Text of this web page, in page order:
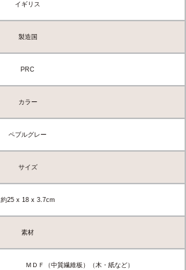
イギリス
製造国
PRC
カラー
ペブルグレー
サイズ
約25 x 18 x 3.7cm
素材
ＭＤＦ（中質繊維板）（木・紙など）